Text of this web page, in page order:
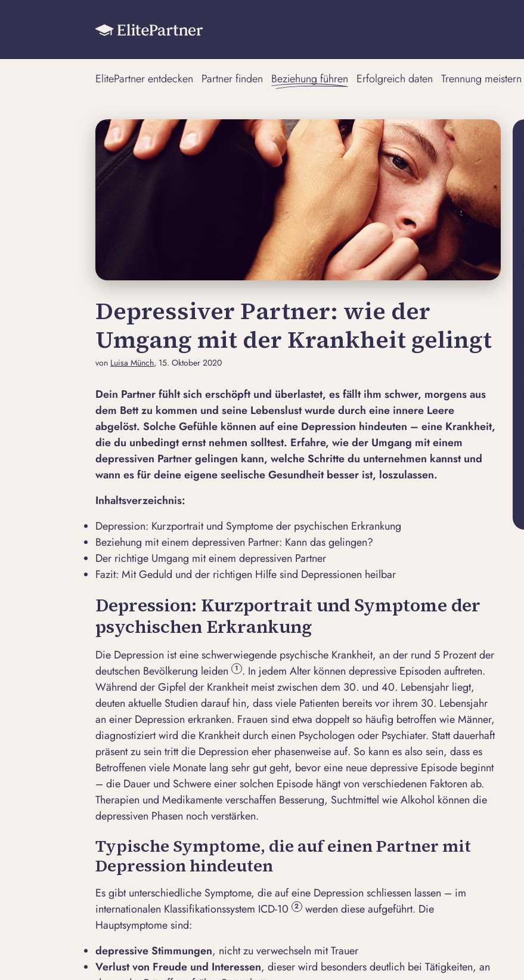
ElitePartner entdecken Partner finden Beziehung führen Erfolgreich daten Trennung meistern
Depressiver Partner: wie der
Umgang mit der Krankheit gelingt
von Luisa Münch, 15. Oktober 2020
Dein Partner fühlt sich erschöpft und überlastet, es fällt ihm schwer, morgens aus
dem Bett zu kommen und seine Lebenslust wurde durch eine innere Leere
abgelöst. Solche Gefühle können auf eine Depression hindeuten – eine Krankheit,
die du unbedingt ernst nehmen solltest. Erfahre, wie der Umgang mit einem
depressiven Partner gelingen kann, welche Schritte du unternehmen kannst und
wann es für deine eigene seelische Gesundheit besser ist, loszulassen.
Inhaltsverzeichnis:
Depression: Kurzportrait und Symptome der psychischen Erkrankung
Beziehung mit einem depressiven Partner: Kann das gelingen?
Der richtige Umgang mit einem depressiven Partner
Fazit: Mit Geduld und der richtigen Hilfe sind Depressionen heilbar
Depression: Kurzportrait und Symptome der
psychischen Erkrankung
Die Depression ist eine schwerwiegende psychische Krankheit, an der rund 5 Prozent der
deutschen Bevölkerung leiden
1 . In jedem Alter können depressive Episoden auftreten.
Während der Gipfel der Krankheit meist zwischen dem 30. und 40. Lebensjahr liegt,
deuten aktuelle Studien darauf hin, dass viele Patienten bereits vor ihrem 30. Lebensjahr
an einer Depression erkranken. Frauen sind etwa doppelt so häufig betroffen wie Männer,
diagnostiziert wird die Krankheit durch einen Psychologen oder Psychiater. Statt dauerhaft
präsent zu sein tritt die Depression eher phasenweise auf. So kann es also sein, dass es
Betroffenen viele Monate lang sehr gut geht, bevor eine neue depressive Episode beginnt
– die Dauer und Schwere einer solchen Episode hängt von verschiedenen Faktoren ab.
Therapien und Medikamente verschaffen Besserung, Suchtmittel wie Alkohol können die
depressiven Phasen noch verstärken.
Typische Symptome, die auf einen Partner mit
Depression hindeuten
Es gibt unterschiedliche Symptome, die auf eine Depression schliessen lassen – im
internationalen Klassifikationssystem ICD-10
2 werden diese aufgeführt. Die
Hauptsymptome sind:
depressive Stimmungen, nicht zu verwechseln mit Trauer
Verlust von Freude und Interessen, dieser wird besonders deutlich bei Tätigkeiten, an